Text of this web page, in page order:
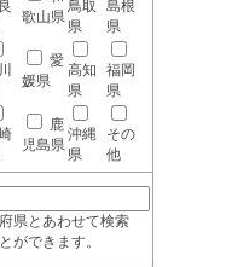
歌山県
鳥取
県
島根
県
愛
媛県
高知
県
福岡
県
鹿
児島県
沖縄
県
その
他
県とあわせて検索
ができます。